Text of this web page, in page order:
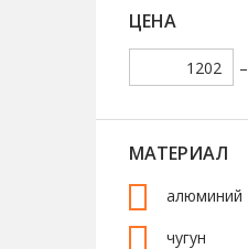
ЦЕНА
–
МАТЕРИАЛ
алюминий
чугун